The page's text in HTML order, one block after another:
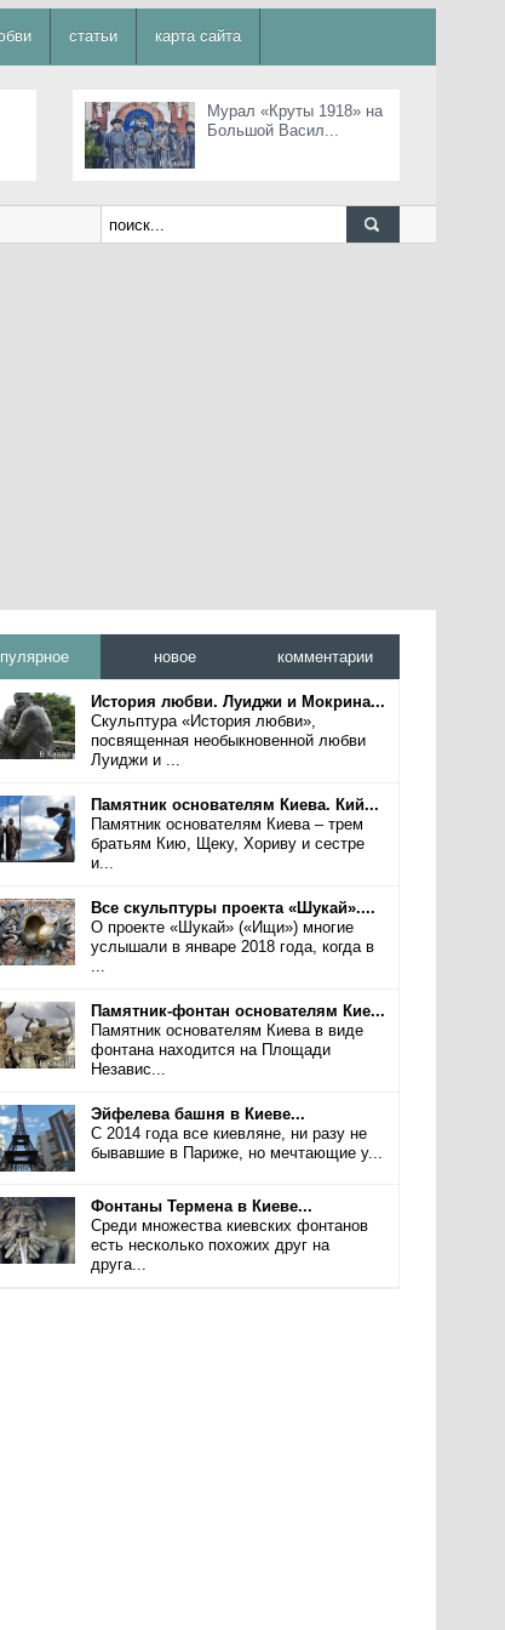
статьи карта сайта
Мурал «Круты 1918» на
Большой Васил...
новое комментарии
История любви. Луиджи и Мокрина...
Скульптура «История любви»,
посвященная необыкновенной любви
Луиджи и ...
Памятник основателям Киева. Кий...
Памятник основателям Киева – трем
братьям Кию, Щеку, Хориву и сестре
и...
Все скульптуры проекта «Шукай»....
О проекте «Шукай» («Ищи») многие
услышали в январе 2018 года, когда в
...
Памятник-фонтан основателям Кие...
Памятник основателям Киева в виде
фонтана находится на Площади
Независ...
Эйфелева башня в Киеве...
С 2014 года все киевляне, ни разу не
бывавшие в Париже, но мечтающие у...
Фонтаны Термена в Киеве...
Среди множества киевских фонтанов
есть несколько похожих друг на
друга...